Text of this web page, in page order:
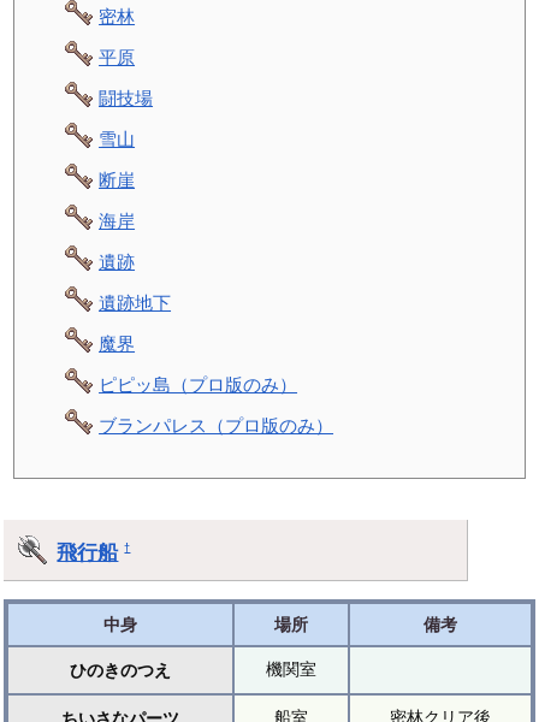
密林
平原
闘技場
雪山
断崖
海岸
遺跡
遺跡地下
魔界
ピピッ島（プロ版のみ）
ブランパレス（プロ版のみ）
飛行船 †
中身 場所 備考
ひのきのつえ 機関室
船室 密林クリア後